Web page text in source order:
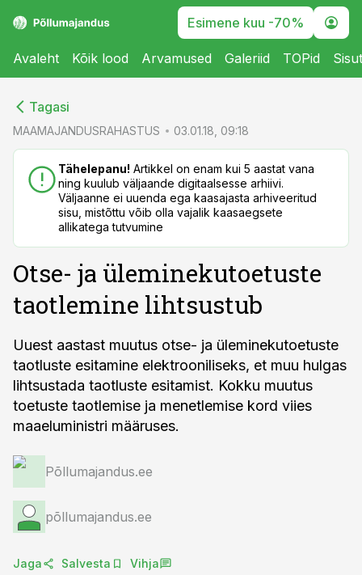
Esimene kuu -70%
Avaleht Kõik lood Arvamused Galeriid TOPid
Tagasi
MAAMAJANDUSRAHASTUS 03.01.18, 09:18
Tähelepanu! Artikkel on enam kui 5 aastat vana
ning kuulub väljaande digitaalsesse arhiivi.
Väljaanne ei uuenda ega kaasajasta arhiveeritud
sisu, mistõttu võib olla vajalik kaasaegsete
allikatega tutvumine
Otse- ja üleminekutoetuste
taotlemine lihtsustub
Uuest aastast muutus otse- ja üleminekutoetuste
taotluste esitamine elektrooniliseks, et muu hulgas
lihtsustada taotluste esitamist. Kokku muutus
toetuste taotlemise ja menetlemise kord viies
maaeluministri määruses.
Põllumajandus.ee
põllumajandus.ee
Jaga Salvesta Vihja